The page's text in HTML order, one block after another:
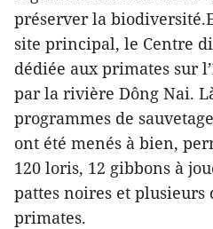
préserver la
site principal, le Centre
dédiée aux primates sur
par la rivière Dông Nai.
programmes de
ont été menés à bien,
120 loris, 12 gibbons à
pattes noires et plusieurs
primates.